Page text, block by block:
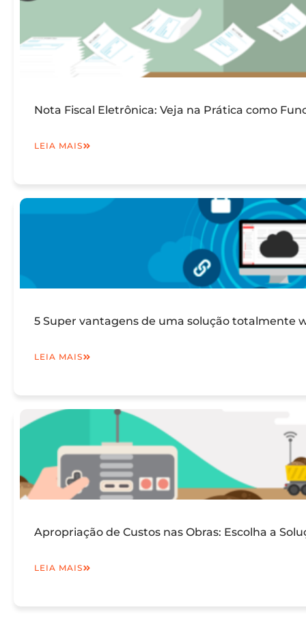
Nota Fiscal Eletrônica: Veja na Prática como
LEIA MAIS
5 Super vantagens de uma solução totalmente
LEIA MAIS
Apropriação de Custos nas Obras: Escolha a
LEIA MAIS